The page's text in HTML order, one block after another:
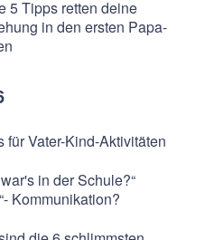
5 Tipps retten deine
in den ersten Papa-
für Vater-Kind-Aktivitäten
in der Schule?“
Kommunikation?